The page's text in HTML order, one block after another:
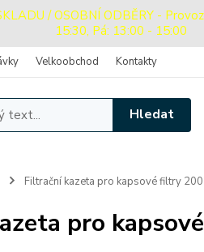
/ OSOBNÍ ODBĚRY -
15:30, Pá: 13:00 - 15:00
Velkoobchod Kontakty
Hledat
Filtrační kazeta pro kapsové filtry 200
pro